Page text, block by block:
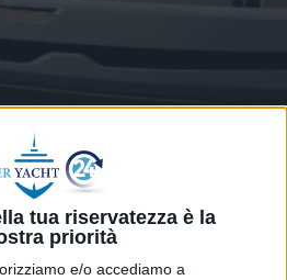
tua riservatezza è la
priorità
e/o accediamo a
yacht di